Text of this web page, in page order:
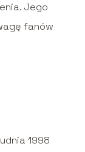
Jego
fanów
1998